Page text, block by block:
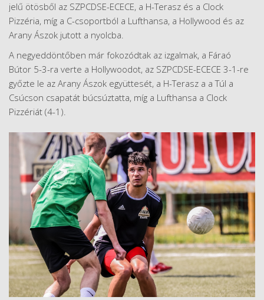
jelű ötösből az SZPCDSE-ECECE, a H-Terasz és a Clock
Pizzéria, míg a C-csoportból a Lufthansa, a Hollywood és az
Arany Ászok jutott a nyolcba.
A negyeddöntőben már fokozódtak az izgalmak, a Fáraó
Bútor 5-3-ra verte a Hollywoodot, az SZPCDSE-ECECE 3-1-re
győzte le az Arany Ászok együttesét, a H-Terasz a a Túl a
Csúcson csapatát búcsúztatta, míg a Lufthansa a Clock
Pizzériát (4-1).